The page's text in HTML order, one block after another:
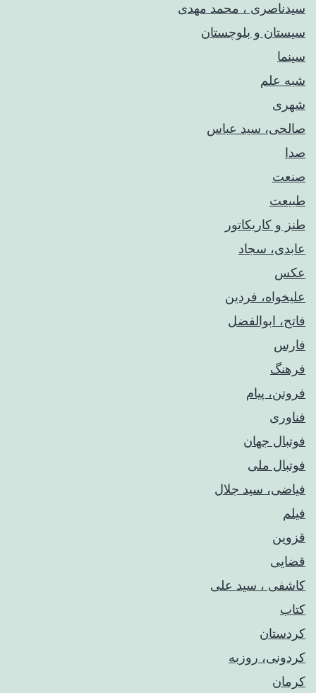
سیدناصری ، محمد مهدی
سیستان و بلوچستان
سینما
شبه علم
شهری
صالحی، سید عباس
صدا
صنعت
طبیعت
طنز و کاریکاتور
عابدی، سجاد
عکس
علیخواه، فردین
فاتح، ابوالفضل
فارس
فرهنگ
فروتن، پیام
فناوری
فوتبال جهان
فوتبال ملی
فیاضی، سید جلال
فیلم
قزوین
قضایی
کاشفی ، سید علی
کتاب
کردستان
کردونی، روزبه
کرمان